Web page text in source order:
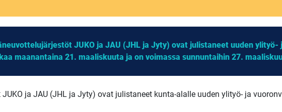
JUKO ja JAU (JHL ja Jyty) ovat julistaneet uuden ylityö-
maanantaina 21. maaliskuuta ja on voimassa sunnuntaihin 27.
ja JAU (JHL ja Jyty) ovat julistaneet kunta-alalle uuden ylityö- ja